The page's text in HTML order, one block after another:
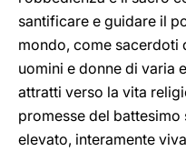
santificare e guidare il
mondo, come sacerdoti
uomini e donne di varia
attratti verso la vita
promesse del
elevato, interamente